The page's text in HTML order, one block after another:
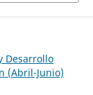
Desarrollo
(Abril-Junio)